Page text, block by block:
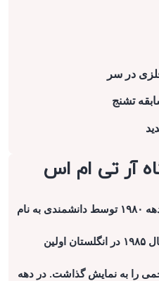
در سر
تشنج
آر تی ام اس
دستگاه rTMS برای اولین بار در دهه ۱۹۸۰ توسط دانشمندی به نام
آنتونی بارکر معرفی شد. او در سال ۱۹۸۵ در انگلستان اولین
را به نمایش گذاشت. در دهه